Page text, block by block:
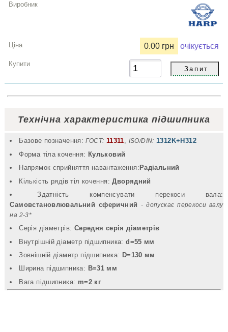
0.00 грн очікується
Технічна характеристика підшипника
Базове позначення: ГОСТ: 11311, ISO/DIN: 1312K+H312
Форма тіла кочення: Кульковий
Напрямок сприйняття навантаження: Радіальний
Кількість рядів тіл кочення:Дворядний
Здатність компенсувати перекоси вала:
Самовстановлювальний сферичний- допускає перекоси валу
на 2-3*
Серія діаметрів: Середня серія діаметрів
Внутрішній діаметр підшипника:d=55 мм
Зовнішній діаметр підшипника: D=130 мм
Ширина підшипника: B=31 мм
Вага підшипника: m=2 кг